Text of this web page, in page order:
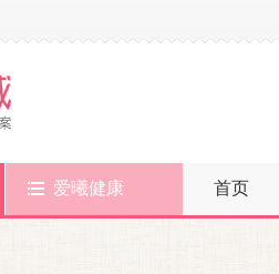
爱曦健康 首页